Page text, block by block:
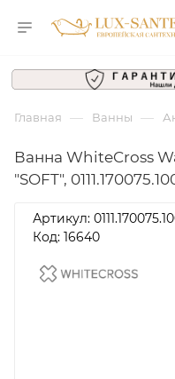
Главная — Ванны —
Ванна WhiteCross
"SOFT",
Артикул:
Код: 16640